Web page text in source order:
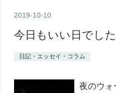
2019-10-10
今日もいい日でした
日記・エッセイ・コラム
夜のウォ